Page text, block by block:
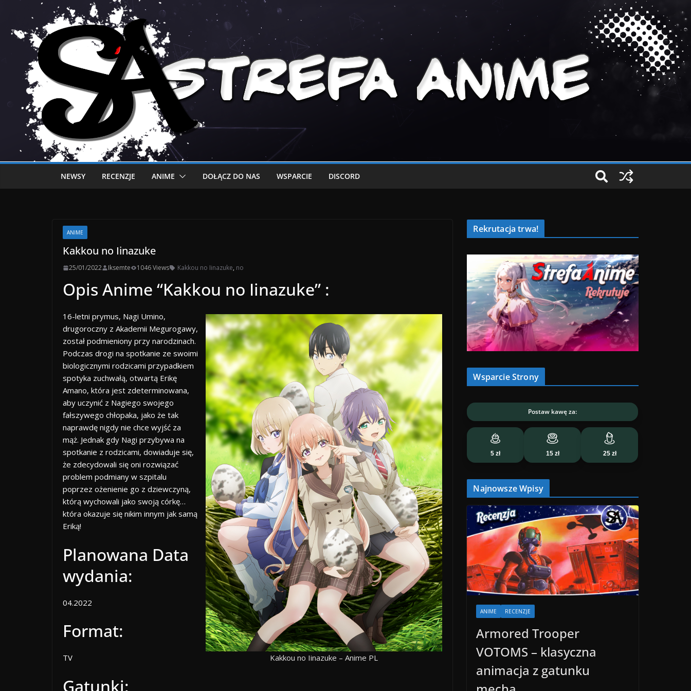
NEWSY RECENZJE ANIME DOŁĄCZ DO NAS WSPARCIE DISCORD
ANIME
Kakkou no Iinazuke
25/01/2022 Iksemte 1046 Views Kakkou no Iinazuke, no
Opis Anime “Kakkou no Iinazuke” :
Kakkou no Iinazuke – Anime PL
16-letni prymus, Nagi Umino,
drugoroczny z Akademii Megurogawy,
został podmieniony przy narodzinach.
Podczas drogi na spotkanie ze swoimi
biologicznymi rodzicami przypadkiem
spotyka zuchwałą, otwartą Erikę
Amano, która jest zdeterminowana,
aby uczynić z Nagiego swojego
fałszywego chłopaka, jako że tak
naprawdę nigdy nie chce wyjść za
mąż. Jednak gdy Nagi przybywa na
spotkanie z rodzicami, dowiaduje się,
że zdecydowali się oni rozwiązać
problem podmiany w szpitalu
poprzez ożenienie go z dziewczyną,
którą wychowali jako swoją córkę…
która okazuje się nikim innym jak samą
Eriką!
Planowana Data
wydania:
04.2022
Format:
TV
Gatunki:
Rekrutacja trwa!
Wsparcie Strony
Postaw kawę za:
5 zł 15 zł 25 zł
Najnowsze Wpisy
ANIME RECENZJE
Armored Trooper
VOTOMS – klasyczna
animacja z gatunku